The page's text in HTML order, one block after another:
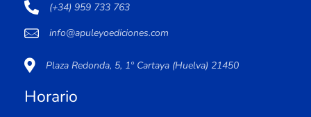
(+34) 959 733 763
info@apuleyoediciones.com
Plaza Redonda, 5, 1º Cartaya (Huelva) 21450
Horario